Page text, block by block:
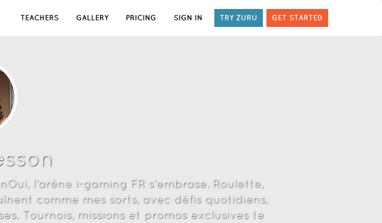
TEACHERS GALLERY PRICING SIGN IN TRY ZURU GET STARTED
l’arène i-gaming FR s’embrase. Roulette,
comme mes sorts, avec défis quotidiens,
Tournois, missions et promos exclusives te